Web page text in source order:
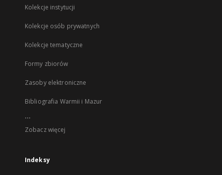
Kolekcje instytucji
Kolekcje osób prywatnych
Kolekcje tematyczne
Formy zbiorów
Zasoby elektroniczne
Bibliografia Warmii i Mazur
...
Zobacz więcej
Indeksy